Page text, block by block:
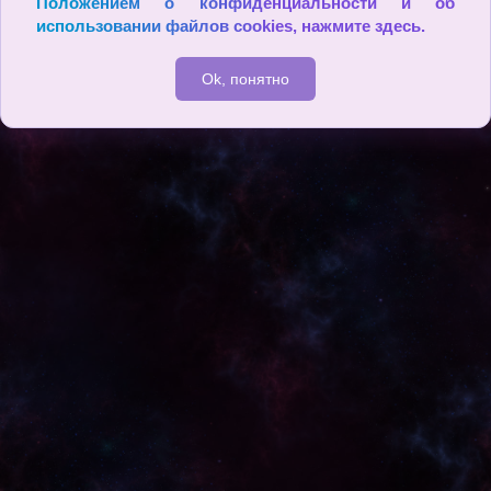
использовании файлов cookies, нажмите здесь.
Ok, понятно